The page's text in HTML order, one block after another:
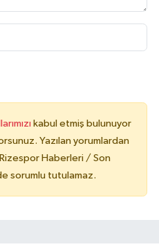
kabul etmiş bulunuyor
Yazılan yorumlardan
Haberleri / Son
sorumlu tutulamaz.